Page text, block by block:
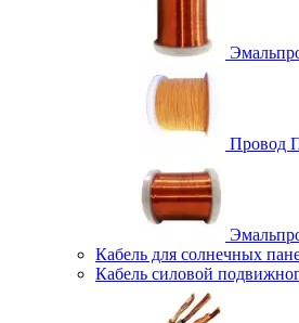
Провод
Кабель для солнечных
Кабель силовой